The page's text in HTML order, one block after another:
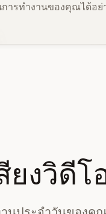
ารทำงานของคุณได้อย่
งวิดีโ